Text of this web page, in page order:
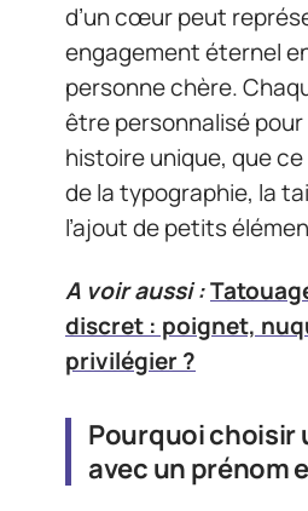
d’un cœur peut
engagement éternel
personne chère.
être personnalisé
histoire unique, que
de la typographie, la
l’ajout de petits
A voir aussi :
discret : poignet,
privilégier ?
Pourquoi choisir
avec un prénom